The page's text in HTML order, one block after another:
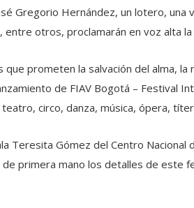
Gregorio Hernández, un lotero,
entre otros, proclamarán en voz alta
que prometen la salvación del alma,
de FIAV Bogotá – Festival
circo, danza, música, ópera,
Teresita Gómez del Centro Nacional
primera mano los detalles de este